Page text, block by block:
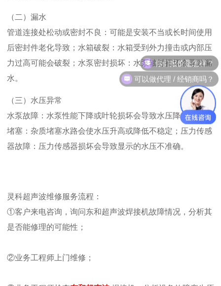
（二）漏水
管道连接处松动或密封不良：可能是安装不当或长时间使用
后密封件老化导致；水箱破裂：水箱受到外力撞击或内部压
力过高可能会破裂；水泵密封损坏：水泵轴封损坏会导致漏
水。
（三）水压异常
水泵故障：水泵性能下降或叶轮损坏会导致水压降低；水路
堵塞：杂质堵塞水路会使水压升高或降低不稳定；压力传感
器故障：压力传感器损坏会导致显示的水压不准确。
灵科超声波维修服务流程：
①客户来电咨询，询问 东和超声波焊接机故障情况，分析其
是否能修理的可能性；
②业务工程师上门维修；
你们报价是怎样？
可以做代理 / 经销商吗？